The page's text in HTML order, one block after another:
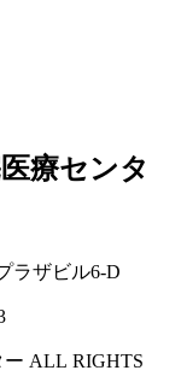
ラザビル6-D
ー ALL RIGHTS